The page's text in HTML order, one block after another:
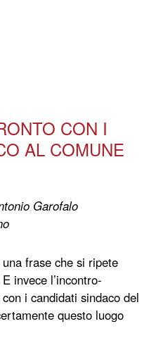
CON I
AL COMUNE
Garofalo
frase che si ripete
invece l’incontro-
i candidati sindaco del
questo luogo